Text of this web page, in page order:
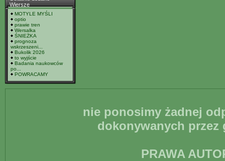
Wiersze
MOTYLE MYŚLI
optio
prawie tren
Wersalka
ŚNIEŻKA
prognoza
wskrzeszeni...
Bukolik 2026
to wyjście
Badania naukowców
po...
POWRACAMY
nie ponosimy żadnej
dokonywanych
PRAWA